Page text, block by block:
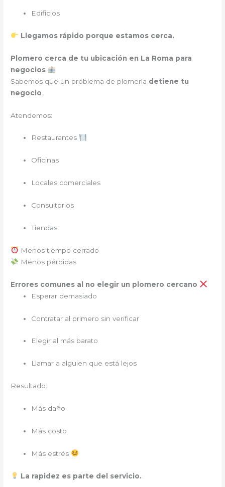
Edificios
Llegamos rápido porque estamos cerca.
Plomero cerca de tu ubicación en La Roma para
negocios
Sabemos que un problema de plomería detiene tu
negocio
Atendemos:
Restaurantes
Oficinas
Locales comerciales
Consultorios
Tiendas
Menos tiempo cerrado
Menos pérdidas
Errores comunes al no elegir un plomero cercano
Esperar demasiado
Contratar al primero sin verificar
Elegir al más barato
Llamar a alguien que está lejos
Resultado:
Más daño
Más costo
Más estrés
La rapidez es parte del servicio.